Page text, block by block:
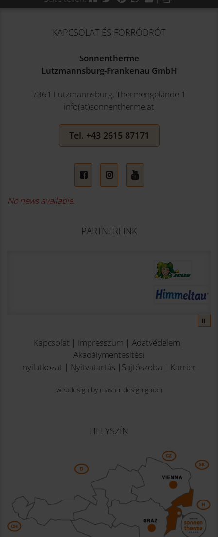
KAPCSOLAT ÉS FORRÓDRÓT
Sonnentherme
Lutzmannsburg-Frankenau GmbH
7361 Lutzmannsburg, Thermengelände 1
info(at)sonnentherme.at
Tel. +43 2615 87171
No news available.
PARTNEREINK
⏸
Kapcsolat | Impresszum | Adatvédelem |
Akadálymentesítési
nyilatkozat | Nyitvatartás | Sajtószoba | Karrier
webdesign by master design gmbh
HELYSZÍN